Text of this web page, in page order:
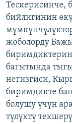
Тескерисинче,
бийлигинин
жоболорду
багытында
негизгиси,
биримдикте
болушу үчүн
түлүктү